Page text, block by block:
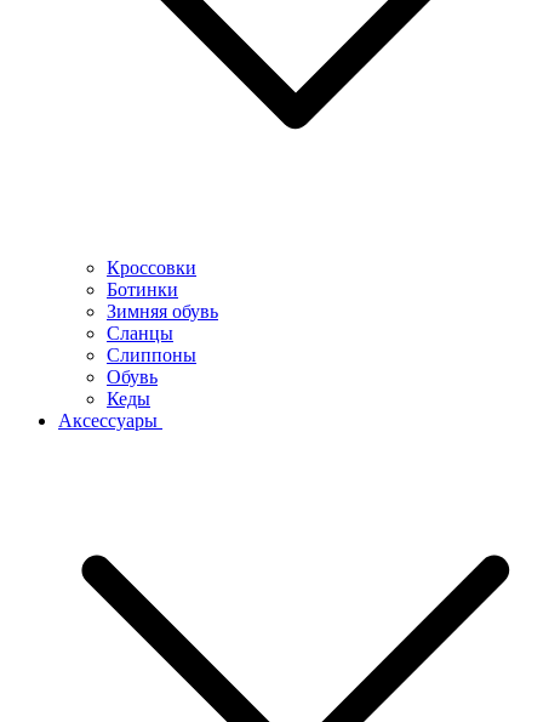
Кроссовки
Ботинки
Зимняя обувь
Сланцы
Слиппоны
Обувь
Кеды
Аксессуары